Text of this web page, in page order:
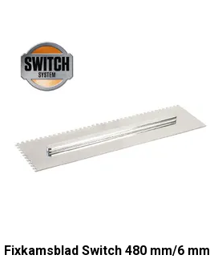
Fixkamsblad Switch 480 mm/6 mm